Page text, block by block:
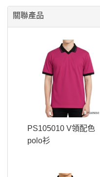
關聯產品
PS105010 V領配色
polo衫